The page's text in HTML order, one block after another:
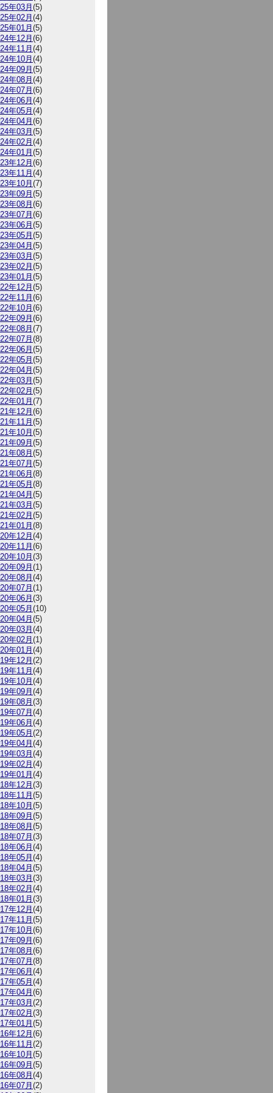
年03月 (5)
年02月 (4)
年01月 (5)
年12月 (6)
年11月 (4)
年10月 (4)
年09月 (5)
年08月 (4)
年07月 (6)
年06月 (4)
年05月 (4)
年04月 (6)
年03月 (5)
年02月 (4)
年01月 (5)
年12月 (6)
年11月 (4)
年10月 (7)
年09月 (5)
年08月 (6)
年07月 (6)
年06月 (5)
年05月 (5)
年04月 (5)
年03月 (5)
年02月 (5)
年01月 (5)
年12月 (5)
年11月 (6)
年10月 (6)
年09月 (6)
年08月 (7)
年07月 (8)
年06月 (5)
年05月 (5)
年04月 (5)
年03月 (5)
年02月 (5)
年01月 (7)
年12月 (6)
年11月 (5)
年10月 (5)
年09月 (5)
年08月 (5)
年07月 (5)
年06月 (8)
年05月 (8)
年04月 (5)
年03月 (5)
年02月 (5)
年01月 (8)
年12月 (4)
年11月 (6)
年10月 (3)
年09月 (1)
年08月 (4)
年07月 (1)
年06月 (3)
年05月 (10)
年04月 (5)
年03月 (4)
年02月 (1)
年01月 (4)
年12月 (2)
年11月 (4)
年10月 (4)
年09月 (4)
年08月 (3)
年07月 (4)
年06月 (4)
年05月 (2)
年04月 (4)
年03月 (4)
年02月 (4)
年01月 (4)
年12月 (3)
年11月 (5)
年10月 (5)
年09月 (5)
年08月 (5)
年07月 (3)
年06月 (4)
年05月 (4)
年04月 (5)
年03月 (3)
年02月 (4)
年01月 (3)
年12月 (4)
年11月 (5)
年10月 (6)
年09月 (6)
年08月 (6)
年07月 (8)
年06月 (4)
年05月 (4)
年04月 (6)
年03月 (2)
年02月 (3)
年01月 (5)
年12月 (6)
年11月 (2)
年10月 (5)
年09月 (5)
年08月 (4)
年07月 (2)